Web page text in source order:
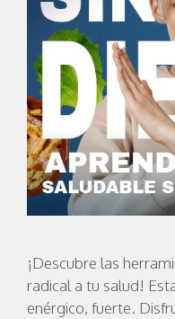
¡Descubre las
radical a tu salud!
enérgico, fuerte.